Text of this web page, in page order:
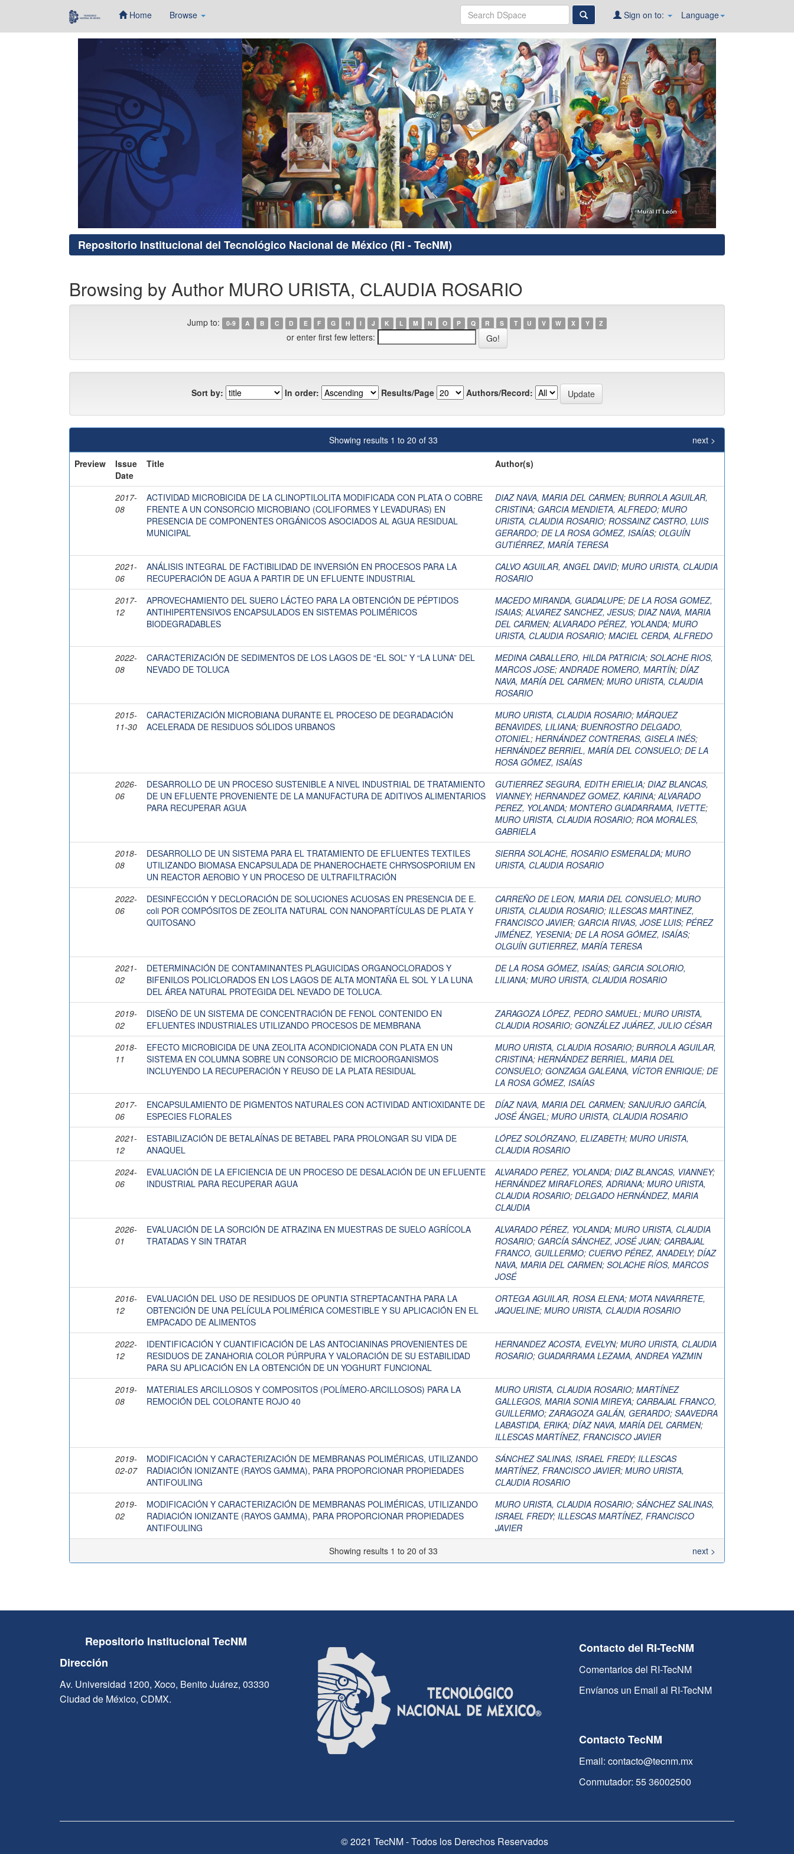
Home Browse Language
Sign on to:
Repositorio Institucional del Tecnológico Nacional de México (RI - TecNM)
Browsing by Author MURO URISTA, CLAUDIA ROSARIO
Jump to: 0-9 A B C D E F G H I J K L M N O P Q R S T U V W X Y Z
or enter first few letters:
Sort by: In order: Results/Page Authors/Record:
Showing results 1 to 20 of 33
next >
Preview
Issue
Date
Title Author(s)
2017-
08
ACTIVIDAD MICROBICIDA DE LA CLINOPTILOLITA MODIFICADA CON PLATA O COBRE
FRENTE A UN CONSORCIO MICROBIANO (COLIFORMES Y LEVADURAS) EN
PRESENCIA DE COMPONENTES ORGÁNICOS ASOCIADOS AL AGUA RESIDUAL
MUNICIPAL
DIAZ NAVA, MARIA DEL CARMEN; BURROLA AGUILAR,
CRISTINA; GARCIA MENDIETA, ALFREDO; MURO
URISTA, CLAUDIA ROSARIO; ROSSAINZ CASTRO, LUIS
GERARDO; DE LA ROSA GÓMEZ, ISAÍAS; OLGUÍN
GUTIÉRREZ, MARÍA TERESA
2021-
06
ANÁLISIS INTEGRAL DE FACTIBILIDAD DE INVERSIÓN EN PROCESOS PARA LA
RECUPERACIÓN DE AGUA A PARTIR DE UN EFLUENTE INDUSTRIAL
CALVO AGUILAR, ANGEL DAVID; MURO URISTA, CLAUDIA
ROSARIO
2017-
12
APROVECHAMIENTO DEL SUERO LÁCTEO PARA LA OBTENCIÓN DE PÉPTIDOS
ANTIHIPERTENSIVOS ENCAPSULADOS EN SISTEMAS POLIMÉRICOS
BIODEGRADABLES
MACEDO MIRANDA, GUADALUPE; DE LA ROSA GOMEZ,
ISAIAS;ALVAREZ SANCHEZ, JESUS; DIAZ NAVA, MARIA
DEL CARMEN;ALVARADO PÉREZ, YOLANDA; MURO
URISTA, CLAUDIA ROSARIO; MACIEL CERDA, ALFREDO
2022-
08
CARACTERIZACIÓN DE SEDIMENTOS DE LOS LAGOS DE “EL SOL” Y “LA LUNA” DEL
NEVADO DE TOLUCA
MEDINA CABALLERO, HILDA PATRICIA; SOLACHE RIOS,
MARCOS JOSE;ANDRADE ROMERO, MARTÍN; DÍAZ
NAVA, MARÍA DEL CARMEN; MURO URISTA, CLAUDIA
ROSARIO
2015-
11-30
CARACTERIZACIÓN MICROBIANA DURANTE EL PROCESO DE DEGRADACIÓN
ACELERADA DE RESIDUOS SÓLIDOS URBANOS
MURO URISTA, CLAUDIA ROSARIO; MÁRQUEZ
BENAVIDES, LILIANA; BUENROSTRO DELGADO,
OTONIEL; HERNÁNDEZ CONTRERAS, GISELA INÉS;
HERNÁNDEZ BERRIEL, MARÍA DEL CONSUELO; DE LA
ROSA GÓMEZ, ISAÍAS
2026-
06
DESARROLLO DE UN PROCESO SUSTENIBLE A NIVEL INDUSTRIAL DE TRATAMIENTO
DE UN EFLUENTE PROVENIENTE DE LA MANUFACTURA DE ADITIVOS ALIMENTARIOS
PARA RECUPERAR AGUA
GUTIERREZ SEGURA, EDITH ERIELIA; DIAZ BLANCAS,
VIANNEY; HERNANDEZ GOMEZ, KARINA;ALVARADO
PEREZ, YOLANDA; MONTERO GUADARRAMA, IVETTE;
MURO URISTA, CLAUDIA ROSARIO; ROA MORALES,
GABRIELA
2018-
08
DESARROLLO DE UN SISTEMA PARA EL TRATAMIENTO DE EFLUENTES TEXTILES
UTILIZANDO BIOMASA ENCAPSULADA DE PHANEROCHAETE CHRYSOSPORIUM EN
UN REACTOR AEROBIO Y UN PROCESO DE ULTRAFILTRACIÓN
SIERRA SOLACHE, ROSARIO ESMERALDA; MURO
URISTA, CLAUDIA ROSARIO
2022-
06
DESINFECCIÓN Y DECLORACIÓN DE SOLUCIONES ACUOSAS EN PRESENCIA DE E.
coli POR COMPÓSITOS DE ZEOLITA NATURAL CON NANOPARTÍCULAS DE PLATA Y
QUITOSANO
CARREÑO DE LEON, MARIA DEL CONSUELO; MURO
URISTA, CLAUDIA ROSARIO; ILLESCAS MARTINEZ,
FRANCISCO JAVIER; GARCIA RIVAS, JOSE LUIS; PÉREZ
JIMÉNEZ, YESENIA; DE LA ROSA GÓMEZ, ISAÍAS;
OLGUÍN GUTIERREZ, MARÍA TERESA
2021-
02
DETERMINACIÓN DE CONTAMINANTES PLAGUICIDAS ORGANOCLORADOS Y
BIFENILOS POLICLORADOS EN LOS LAGOS DE ALTA MONTAÑA EL SOL Y LA LUNA
DEL ÁREA NATURAL PROTEGIDA DEL NEVADO DE TOLUCA.
DE LA ROSA GÓMEZ, ISAÍAS; GARCIA SOLORIO,
LILIANA; MURO URISTA, CLAUDIA ROSARIO
2019-
02
DISEÑO DE UN SISTEMA DE CONCENTRACIÓN DE FENOL CONTENIDO EN
EFLUENTES INDUSTRIALES UTILIZANDO PROCESOS DE MEMBRANA
ZARAGOZA LÓPEZ, PEDRO SAMUEL; MURO URISTA,
CLAUDIA ROSARIO; GONZÁLEZ JUÁREZ, JULIO CÉSAR
2018-
11
EFECTO MICROBICIDA DE UNA ZEOLITA ACONDICIONADA CON PLATA EN UN
SISTEMA EN COLUMNA SOBRE UN CONSORCIO DE MICROORGANISMOS
INCLUYENDO LA RECUPERACIÓN Y REUSO DE LA PLATA RESIDUAL
MURO URISTA, CLAUDIA ROSARIO; BURROLA AGUILAR,
CRISTINA; HERNÁNDEZ BERRIEL, MARIA DEL
CONSUELO; GONZAGA GALEANA, VÍCTOR ENRIQUE; DE
LA ROSA GÓMEZ, ISAÍAS
2017-
06
ENCAPSULAMIENTO DE PIGMENTOS NATURALES CON ACTIVIDAD ANTIOXIDANTE DE
ESPECIES FLORALES
DÍAZ NAVA, MARIA DEL CARMEN; SANJURJO GARCÍA,
JOSÉ ÁNGEL; MURO URISTA, CLAUDIA ROSARIO
2021-
12
ESTABILIZACIÓN DE BETALAÍNAS DE BETABEL PARA PROLONGAR SU VIDA DE
ANAQUEL
LÓPEZ SOLÓRZANO, ELIZABETH; MURO URISTA,
CLAUDIA ROSARIO
2024-
06
EVALUACIÓN DE LA EFICIENCIA DE UN PROCESO DE DESALACIÓN DE UN EFLUENTE
INDUSTRIAL PARA RECUPERAR AGUA
ALVARADO PEREZ, YOLANDA; DIAZ BLANCAS, VIANNEY;
HERNÁNDEZ MIRAFLORES, ADRIANA; MURO URISTA,
CLAUDIA ROSARIO; DELGADO HERNÁNDEZ, MARIA
CLAUDIA
2026-
01
EVALUACIÓN DE LA SORCIÓN DE ATRAZINA EN MUESTRAS DE SUELO AGRÍCOLA
TRATADAS Y SIN TRATAR
ALVARADO PÉREZ, YOLANDA; MURO URISTA, CLAUDIA
ROSARIO; GARCÍA SÁNCHEZ, JOSÉ JUAN; CARBAJAL
FRANCO, GUILLERMO; CUERVO PÉREZ, ANADELY; DÍAZ
NAVA, MARIA DEL CARMEN; SOLACHE RÍOS, MARCOS
JOSÉ
2016-
12
EVALUACIÓN DEL USO DE RESIDUOS DE OPUNTIA STREPTACANTHA PARA LA
OBTENCIÓN DE UNA PELÍCULA POLIMÉRICA COMESTIBLE Y SU APLICACIÓN EN EL
EMPACADO DE ALIMENTOS
ORTEGA AGUILAR, ROSA ELENA; MOTA NAVARRETE,
JAQUELINE; MURO URISTA, CLAUDIA ROSARIO
2022-
12
IDENTIFICACIÓN Y CUANTIFICACIÓN DE LAS ANTOCIANINAS PROVENIENTES DE
RESIDUOS DE ZANAHORIA COLOR PÚRPURA Y VALORACIÓN DE SU ESTABILIDAD
PARA SU APLICACIÓN EN LA OBTENCIÓN DE UN YOGHURT FUNCIONAL
HERNANDEZ ACOSTA, EVELYN; MURO URISTA, CLAUDIA
ROSARIO; GUADARRAMA LEZAMA, ANDREA YAZMIN
2019-
08
MATERIALES ARCILLOSOS Y COMPOSITOS (POLÍMERO-ARCILLOSOS) PARA LA
REMOCIÓN DEL COLORANTE ROJO 40
MURO URISTA, CLAUDIA ROSARIO; MARTÍNEZ
GALLEGOS, MARIA SONIA MIREYA; CARBAJAL FRANCO,
GUILLERMO;ZARAGOZA GALÁN, GERARDO; SAAVEDRA
LABASTIDA, ERIKA; DÍAZ NAVA, MARÍA DEL CARMEN;
ILLESCAS MARTÍNEZ, FRANCISCO JAVIER
2019-
02-07
MODIFICACIÓN Y CARACTERIZACIÓN DE MEMBRANAS POLIMÉRICAS, UTILIZANDO
RADIACIÓN IONIZANTE (RAYOS GAMMA), PARA PROPORCIONAR PROPIEDADES
ANTIFOULING
SÁNCHEZ SALINAS, ISRAEL FREDY; ILLESCAS
MARTÍNEZ, FRANCISCO JAVIER; MURO URISTA,
CLAUDIA ROSARIO
2019-
02
MODIFICACIÓN Y CARACTERIZACIÓN DE MEMBRANAS POLIMÉRICAS, UTILIZANDO
RADIACIÓN IONIZANTE (RAYOS GAMMA), PARA PROPORCIONAR PROPIEDADES
ANTIFOULING
MURO URISTA, CLAUDIA ROSARIO; SÁNCHEZ SALINAS,
ISRAEL FREDY; ILLESCAS MARTÍNEZ, FRANCISCO
JAVIER
Showing results 1 to 20 of 33
next >
Repositorio Institucional TecNM
Dirección
Av. Universidad 1200, Xoco, Benito Juárez, 03330
Ciudad de México, CDMX.
Contacto del RI-TecNM
Comentarios del RI-TecNM
Envíanos un Email al RI-TecNM
Contacto TecNM
Email: contacto@tecnm.mx
Conmutador: 55 36002500
© 2021 TecNM - Todos los Derechos Reservados